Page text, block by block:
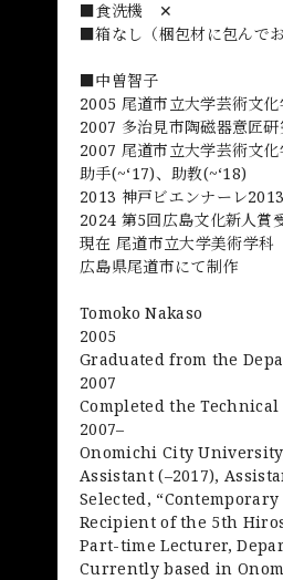
■食洗機 ✕
■箱なし（梱包材に包んでお
■中曽智子
2005 尾道市立大学芸術文
2007 多治見市陶磁器意匠
2007 尾道市立大学芸術文
助手(~‘17)、助教(~‘18)
2013 神戸ビエンナーレ
2024 第5回広島文化新人賞
現在 尾道市立大学美術学
広島県尾道市にて制作
Tomoko Nakaso
2005
Graduated from the
2007
Completed the
2007–
Onomichi City
Assistant (–2017),
Selected,
Recipient of the 5th
Part-time Lecturer,
Currently based in